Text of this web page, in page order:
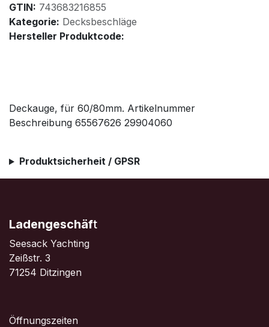
GTIN: 743683216855
Kategorie: Decksbeschläge
Hersteller Produktcode:
Deckauge, für 60/80mm. Artikelnummer
Beschreibung 65567626 29904060
Produktsicherheit / GPSR
Ladengeschäft
Seesack Yachting
Zeißstr. 3
71254 Ditzingen
Öffnungszeiten